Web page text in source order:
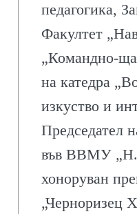
педагогика,
Факултет
„Командно-
на катедра
изкуство и
Председател
във ВВМУ „Н.
хоноруван
„Черноризец